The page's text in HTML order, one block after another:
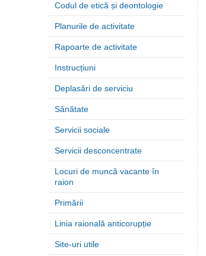
Codul de etică și deontologie
Planurile de activitate
Rapoarte de activitate
Instrucțiuni
Deplasări de serviciu
Sănătate
Servicii sociale
Servicii desconcentrate
Locuri de muncă vacante în
raion
Primării
Linia raională anticorupție
Site-uri utile